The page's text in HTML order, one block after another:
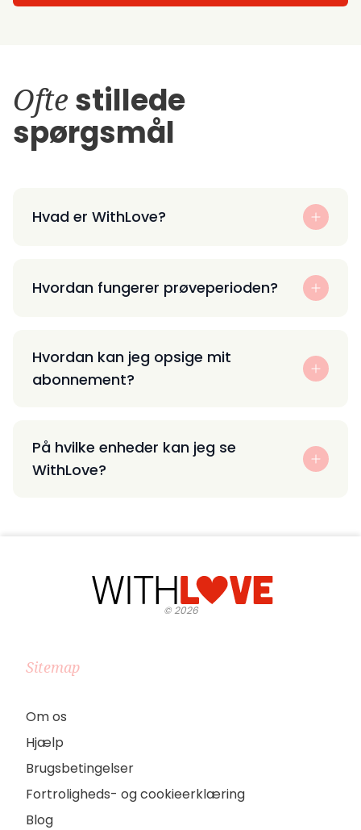
Ofte stillede
spørgsmål
Hvad er WithLove?
Hvordan fungerer prøveperioden?
Hvordan kan jeg opsige mit
abonnement?
På hvilke enheder kan jeg se
WithLove?
©2026
Sitemap
Om os
Hjælp
Brugsbetingelser
Fortroligheds- og cookieerklæring
Blog